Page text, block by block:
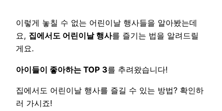
이렇게 놓칠 수 없는 어린이날 행사들을 알아봤는데
요, 집에서도 어린이날 행사를 즐기는 법을 알려드릴
게요.
아이들이 좋아하는 TOP 3를 추려왔습니다!
집에서도 어린이날 행사를 즐길 수 있는 방법? 확인하
러 가시죠!